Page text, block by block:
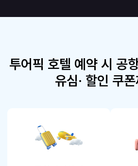
투어픽 호텔 예약 시 공
유심· 할인 쿠